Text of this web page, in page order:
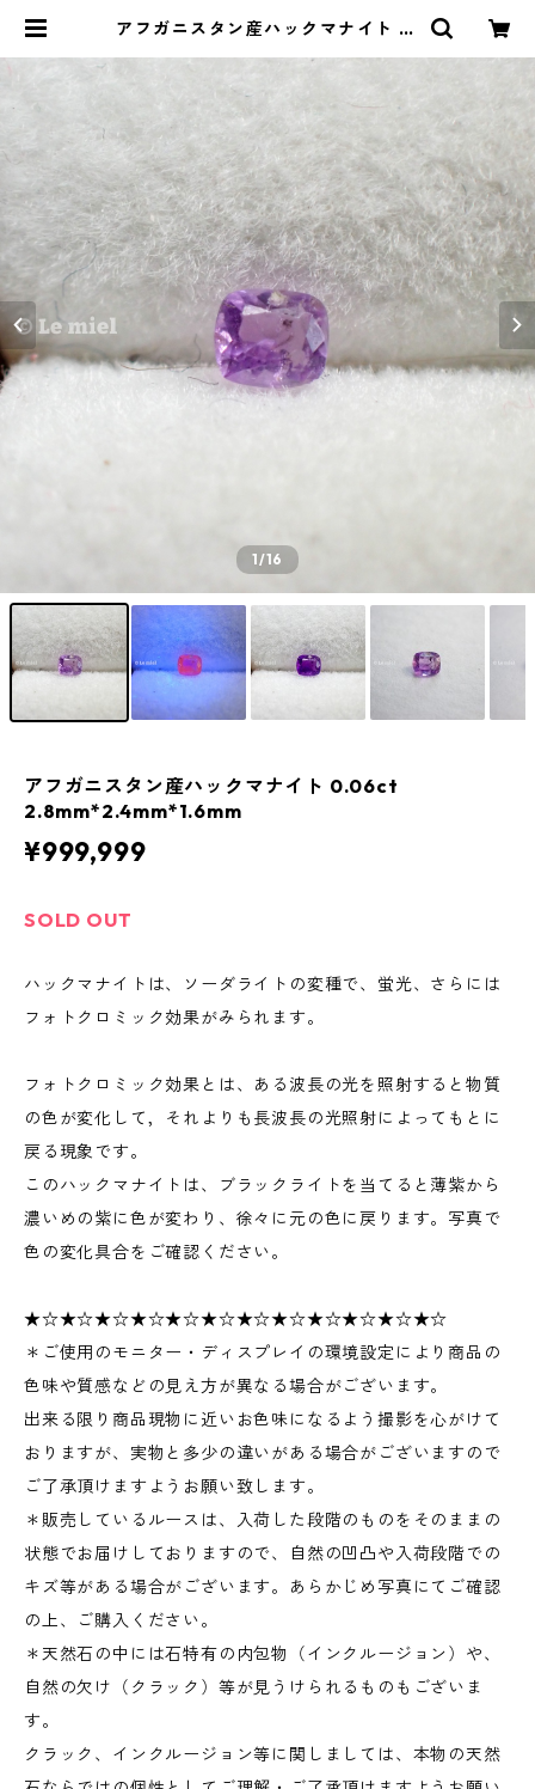
アフガニスタン産ハックマナイト 0.
1/16
アフガニスタン産ハックマナイト 0.06ct
2.8mm*2.4mm*1.6mm
¥999,999
SOLD OUT
ハックマナイトは、ソーダライトの変種で、蛍光、さらには
フォトクロミック効果がみられます。
フォトクロミック効果とは、ある波長の光を照射すると物質
の色が変化して，それよりも長波長の光照射によってもとに
戻る現象です。
このハックマナイトは、ブラックライトを当てると薄紫から
濃いめの紫に色が変わり、徐々に元の色に戻ります。写真で
色の変化具合をご確認ください。
★☆★☆★☆★☆★☆★☆★☆★☆★☆★☆★☆★☆
＊ご使用のモニター・ディスプレイの環境設定により商品の
色味や質感などの見え方が異なる場合がございます。
出来る限り商品現物に近いお色味になるよう撮影を心がけて
おりますが、実物と多少の違いがある場合がございますので
ご了承頂けますようお願い致します。
＊販売しているルースは、入荷した段階のものをそのままの
状態でお届けしておりますので、自然の凹凸や入荷段階での
キズ等がある場合がございます。あらかじめ写真にてご確認
の上、ご購入ください。
＊天然石の中には石特有の内包物（インクルージョン）や、
自然の欠け（クラック）等が見うけられるものもございま
す。
クラック、インクルージョン等に関しましては、本物の天然